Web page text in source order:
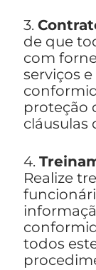
3.
de que
com
serviços
proteção
cláusulas
4.
Realize
todos